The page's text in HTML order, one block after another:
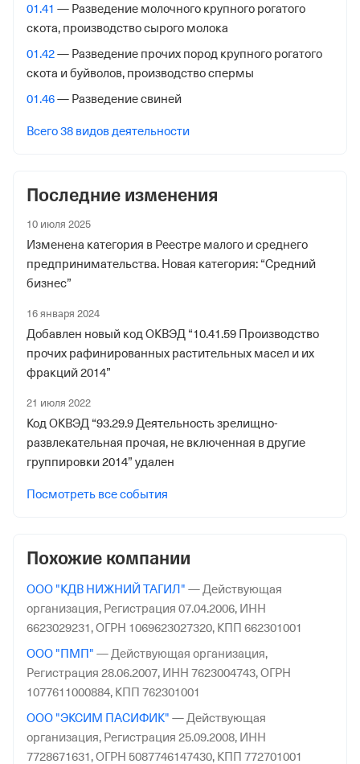
Адрес налоговой
144000,Россия,Московская Обл, Электросталь гор.,
Советская ул. 26а,
Дата регистрации
7 мая 2015
Наименование территориального органа
Отделение Фонда Пенсионного и Социального
Московской обл.
Регистрационный номер ФссРФ
1011107503
Дата регистрации
6 мая 2015
Наименование территориального органа
Страхования Российской Федерации по гор. Москве и
01.41 — Разведение молочного крупного рогатого
скота, производство сырого молока
01.42— Разведение прочих пород крупного рогатого
скота и буйволов, производство спермы
01.46— Разведение свиней
Всего 38 видов деятельности
Последние изменения
10 июля 2025
Изменена категория в Реестре малого и среднего
предпринимательства. Новая категория: “Средний
бизнес”
16 января 2024
Добавлен новый код ОКВЭД “10.41.59 Производство
прочих рафинированных растительных масел и их
фракций 2014”
21 июля 2022
Код ОКВЭД “93.29.9 Деятельность зрелищно-
развлекательная прочая, не включенная в другие
группировки 2014” удален
Посмотреть все события
Похожие компании
ООО "КДВ НИЖНИЙ ТАГИЛ" — Действующая
организация, Регистрация 07.04.2006, ИНН
6623029231,ОГРН 1069623027320, КПП 662301001
ООО "ПМП" — Действующая организация,
Регистрация 28.06.2007, ИНН 7623004743,ОГРН
1077611000884, КПП 762301001
ООО "ЭКСИМ ПАСИФИК" — Действующая
организация, Регистрация 25.09.2008, ИНН
7728671631,ОГРН 5087746147430, КПП 772701001